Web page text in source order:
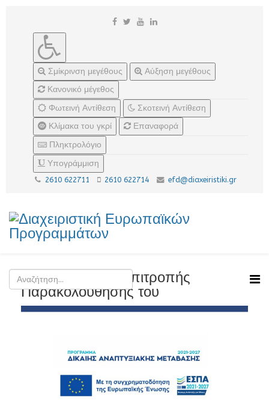
Σμίκρινση μεγέθους
Αύξηση μεγέθους
Κανονικό μέγεθος
Φωτεινή Αντίθεση
Σκοτεινή Αντίθεση
Κλίμακα του γκρί
Επαναφορά
Πληκτρολόγιο
Υπογράμμιση
2610 622711 2610 622714 efd@diaxeiristiki.gr
3η Συνεδρίαση Επιτροπής
Παρακολούθησης του